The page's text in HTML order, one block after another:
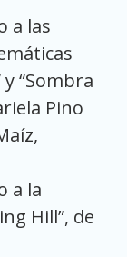
a las
“Sombra
Pino
a la
Hill”, de